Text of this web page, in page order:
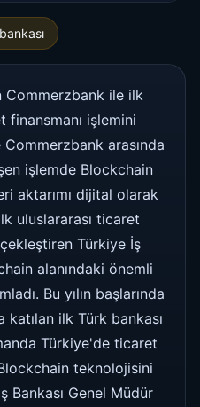
Commerzbank ile ilk
finansmanı işlemini
Commerzbank arasında
işlemde Blockchain
aktarımı dijital olarak
uluslararası ticaret
Türkiye İş
alanındaki önemli
Bu yılın başlarında
ilk Türk bankası
Türkiye'de ticaret
teknolojisini
Bankası Genel Müdür